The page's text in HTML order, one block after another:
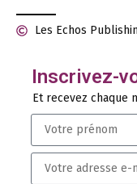
Les Echos
Inscrivez-
Et recevez chaque